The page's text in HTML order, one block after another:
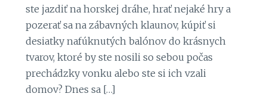
ste jazdiť na horskej dráhe, hrať nejaké hry a
pozerať sa na zábavných klaunov, kúpiť si
desiatky nafúknutých balónov do krásnych
tvarov, ktoré by ste nosili so sebou počas
prechádzky vonku alebo ste si ich vzali
domov? Dnes sa […]